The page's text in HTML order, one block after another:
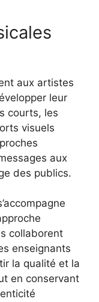
aux artistes
leur
courts, les
visuels
aux
des publics.
collaborent
enseignants
la qualité et la
en conservant